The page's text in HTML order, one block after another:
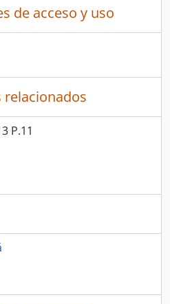
de acceso y uso
relacionados
P.11